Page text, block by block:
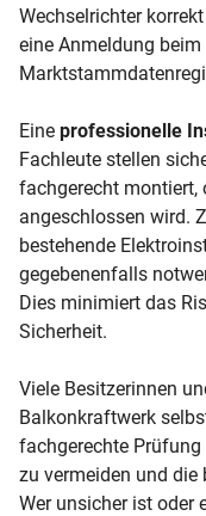
Wechselrichter
eine Anmeldung
Eine professionelle
Fachleute stellen
fachgerecht montiert,
angeschlossen wird.
bestehende
gegebenenfalls
Dies minimiert das
Sicherheit.
Viele Besitzerinnen
Balkonkraftwerk
fachgerechte
zu vermeiden und die
Wer unsicher ist oder